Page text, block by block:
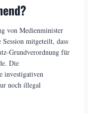
von Medienminister
mitgeteilt, dass
Grundverordnung für
Die
investigativen
noch illegal